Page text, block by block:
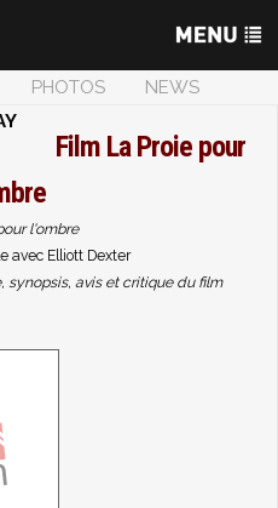
PHOTOS
NEWS
Film La Proie pour
l'ombre
avec Elliott Dexter
synopsis, avis et critique du film